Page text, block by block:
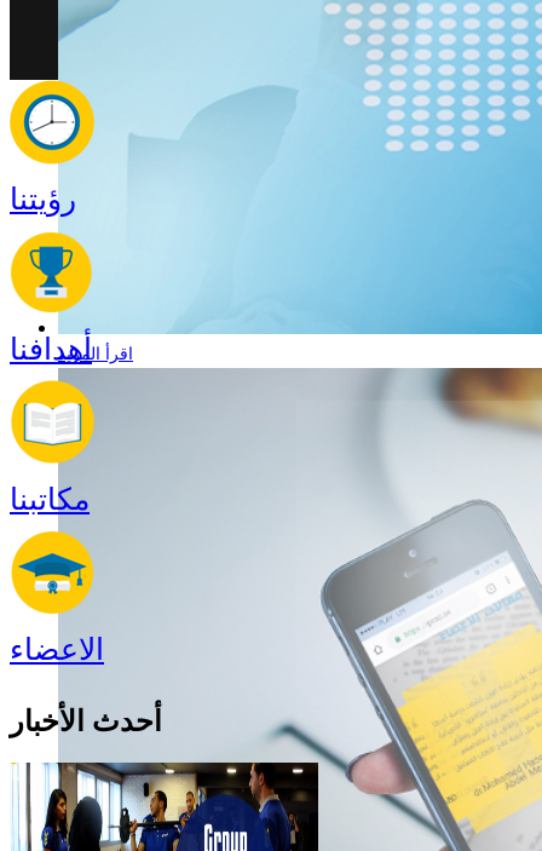
التعرف على عوالم
مختلفة
نواصل التقدم للإمام
ونفتح أبواباً جديدة
اقرأ المزيد
رؤيتنا
أهدافنا
مكاتبنا
الاعضاء
أحدث الأخبار